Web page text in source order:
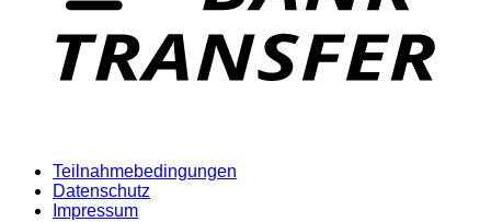
Teilnahmebedingungen
Datenschutz
Impressum